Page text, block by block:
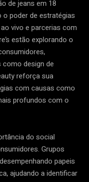
de jeans em 18
o poder de estratégias
vivo e parcerias com
estão explorando o
design de
reforça sua
com causas como
profundos com o
do social
Grupos
papeis
ajudando a identificar